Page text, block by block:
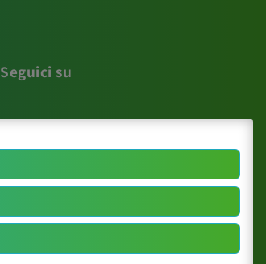
Seguici su